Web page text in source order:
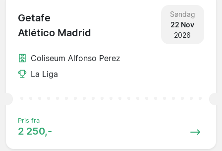
Getafe
Atlético Madrid
Søndag
22 Nov
2026
Coliseum Alfonso Perez
La Liga
Pris fra
2 250,-